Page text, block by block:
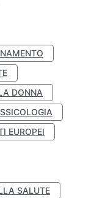
DONNA
EUROPEI
SALUTE